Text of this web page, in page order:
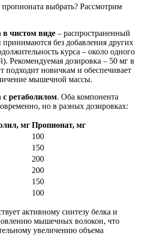
пропионата выбрать? Рассмотрим
в чистом виде – распространенный
без добавления других
курса – около одного
Рекомендуемая дозировка – 50 мг в
подходит новичкам и обеспечивает
мышечной массы.
ретаболилом. Оба компонента
но в разных дозировках:
мг Пропионат, мг
100
150
200
200
150
100
активному синтезу белка и
мышечных волокон, что
увеличению объема